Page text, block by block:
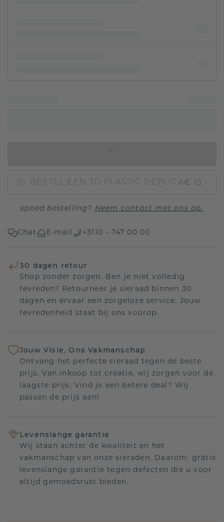
BESTEL EEN 3D PLASTIC REPLICA€ 15,-
spoed bestelling? Neem contact met ons op.
Chat E-mail +3110 - 747 00 00
30 dagen retour
Shop zonder zorgen. Ben je niet volledig
tevreden? Retourneer je sieraad binnen 30
dagen en ervaar een zorgeloze service. Jouw
tevredenheid staat bij ons voorop.
Jouw Visie, Ons Vakmanschap
Ontvang het perfecte sieraad tegen de beste
prijs. Van inkoop tot creatie, wij zorgen voor de
laagste prijs. Vind je een betere deal? Wij
passen de prijs aan!
Levenslange garantie
Wij staan achter de kwaliteit en het
vakmanschap van onze sieraden. Daarom: gratis
levenslange garantie tegen defecten die u voor
altijd gemoedsrust bieden.